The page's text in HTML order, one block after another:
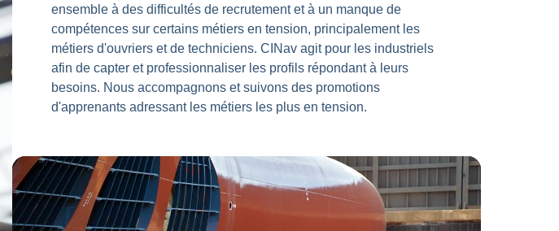
ensemble à des difficultés de recrutement et à un manque de
compétences sur certains métiers en tension, principalement les
métiers d'ouvriers et de techniciens. CINav agit pour les industriels
afin de capter et professionnaliser les profils répondant à leurs
besoins. Nous accompagnons et suivons des promotions
d'apprenants adressant les métiers les plus en tension.